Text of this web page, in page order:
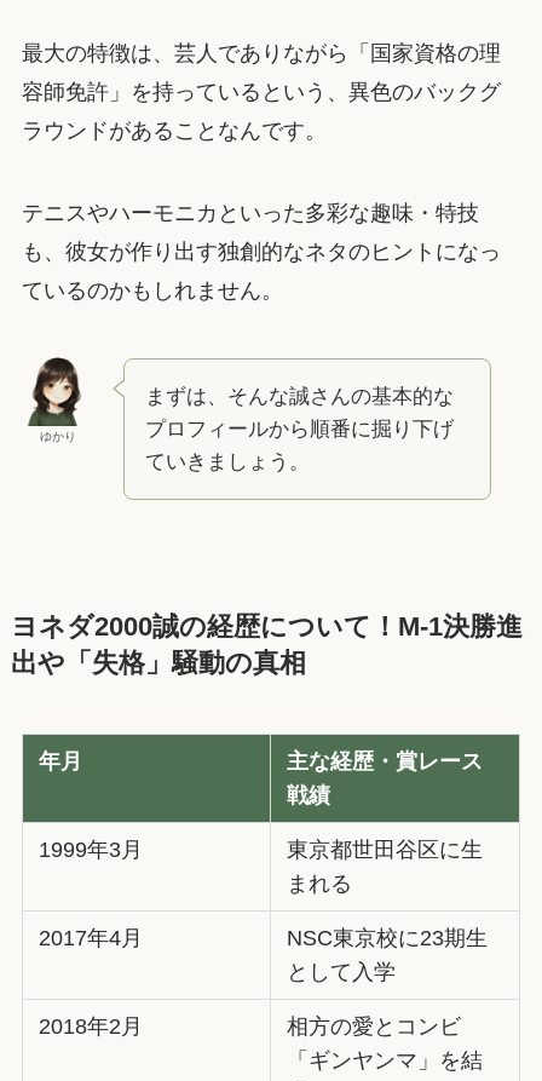
最大の特徴は、芸人でありながら「国家資格の理
容師免許」を持っているという、異色のバックグ
ラウンドがあることなんです。
テニスやハーモニカといった多彩な趣味・特技
も、彼女が作り出す独創的なネタのヒントになっ
ているのかもしれません。
ゆかり
まずは、そんな誠さんの基本的な
プロフィールから順番に掘り下げ
ていきましょう。
ヨネダ2000誠の経歴について！M-1決勝進
出や「失格」騒動の真相
年月
主な経歴・賞レース
戦績
1999年3月
東京都世田谷区に生
まれる
2017年4月
NSC東京校に23期生
として入学
2018年2月
相方の愛とコンビ
「ギンヤンマ」を結